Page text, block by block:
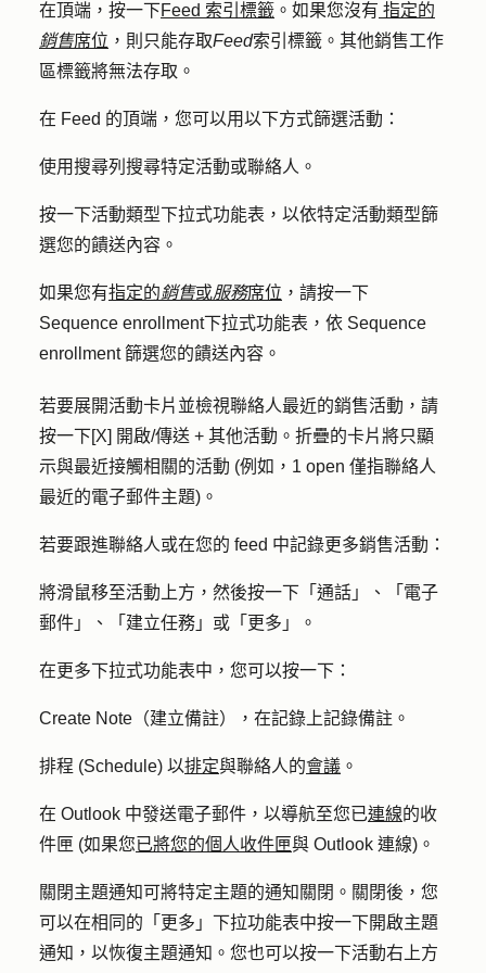
在頂端，按一下Feed 索引 標籤 。如果您沒有 指定的
銷售席位 ，則只能存取Feed索引標籤。其他銷售工作
區標籤將無法存取。
在 Feed 的頂端，您可以用以下方式篩選活動：
使用搜尋列 搜尋特定活動或聯絡人。
按一下活動類型下拉式功能表，以依特定活動類型篩
選您的饋送內容。
如果您有指定的銷售或服務席位 ，請按一下
Sequence enrollment下拉式功能表，依 Sequence
enrollment 篩選您的饋送內容。
若要展開活動卡片並檢視聯絡人最近的銷售活動，請
按一下[X] 開啟/傳送 + 其他活動 。折疊的卡片將只顯
示與最近接觸相關的活動 (例如，1 open 僅指聯絡人
最近的電子郵件主題)。
若要跟進聯絡人或在您的 feed 中記錄更多銷售活動：
將滑鼠移至活動上方，然後按一下「 通話 」、「 電子
郵件 」、「 建立任務 」或「 更多 」。
在更多下拉式功能表中，您可以按一下：
Create Note（建立備註） ，在記錄上記錄備註。
排程 (Schedule) 以排定與聯絡人的會議 。
在 Outlook 中發送電子郵件 ，以導航至您已連線的收
件匣 (如果您已將您的個人收件匣與 Outlook 連線)。
關閉主題通知可將特定主題的通知關閉。關閉後，您
可以在相同的「 更多 」下拉功能表中按一下開啟主題
通知，以恢復主題通知。 您也可以按一下活動右上方